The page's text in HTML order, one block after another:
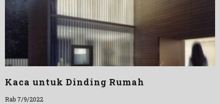
Kaca untuk Dinding Rumah
Rab 7/9/2022